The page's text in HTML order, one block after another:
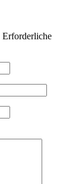
Erforderliche